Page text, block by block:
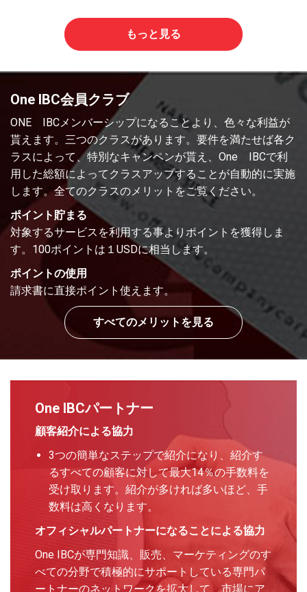
もっと見る
One IBC会員クラブ
ONE IBCメンバーシップになることより、色々な利益が
貰えます。三つのクラスがあります。要件を満たせば各ク
ラスによって、特別なキャンペンが貰え、One IBCで利
用した総額によってクラスアップすることが自動的に実施
します。全てのクラスのメリットをご覧ください。
ポイント貯まる
対象するサービスを利用する事よりポイントを獲得しま
す。100ポイントは１USDに相当します。
ポイントの使用
請求書に直接ポイント使えます。
すべてのメリットを見る
One IBCパートナー
顧客紹介による協力
3つの簡単なステップで紹介になり、紹介す
るすべての顧客に対して最大14％の手数料を
受け取ります。紹介が多ければ多いほど、手
数料は高くなります。
オフィシャルパートナーになることによる協力
One IBCが専門知識、販売、マーケティングのす
べての分野で積極的にサポートしている専門パ
ートナーのネットワークを拡大して、市場にア